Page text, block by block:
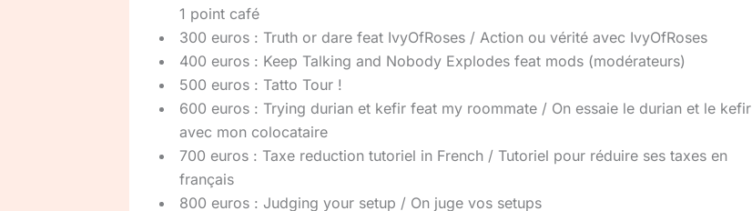
1 point café
300 euros : Truth or dare feat IvyOfRoses / Action ou vérité avec IvyOfRoses
400 euros : Keep Talking and Nobody Explodes feat mods (modérateurs)
500 euros : Tatto Tour !
600 euros : Trying durian et kefir feat my roommate / On essaie le durian et le kefir
avec mon colocataire
700 euros : Taxe reduction tutoriel in French / Tutoriel pour réduire ses taxes en
français
800 euros : Judging your setup / On juge vos setups